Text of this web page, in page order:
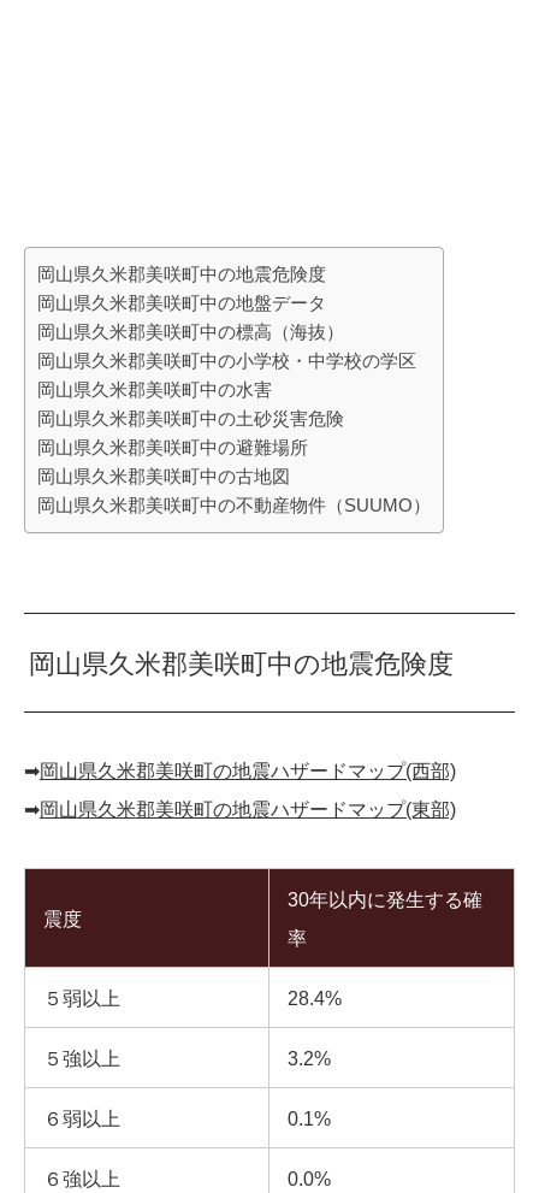
岡山県久米郡美咲町中の地震危険度
岡山県久米郡美咲町中の地盤データ
岡山県久米郡美咲町中の標高（海抜）
岡山県久米郡美咲町中の小学校・中学校の学区
岡山県久米郡美咲町中の水害
岡山県久米郡美咲町中の土砂災害危険
岡山県久米郡美咲町中の避難場所
岡山県久米郡美咲町中の古地図
岡山県久米郡美咲町中の不動産物件（SUUMO）
岡山県久米郡美咲町中の地震危険度
➡︎岡山県久米郡美咲町の地震ハザードマップ(西部)
➡︎岡山県久米郡美咲町の地震ハザードマップ(東部)
震度
30年以内に発生する確
率
５弱以上 28.4%
５強以上 3.2%
６弱以上 0.1%
６強以上 0.0%